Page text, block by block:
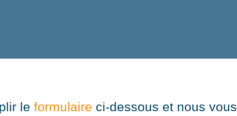
le formulaire ci-dessous et nous vous